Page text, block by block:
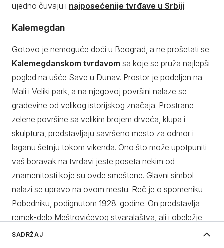
ujedno čuvaju i najposećenije tvrđave u Srbiji.
Kalemegdan
Gotovo je nemoguće doći u Beograd, a ne prošetati se
Kalemegdanskom tvrđavom sa koje se pruža najlepši
pogled na ušće Save u Dunav. Prostor je podeljen na
Mali i Veliki park, a na njegovoj površini nalaze se
građevine od velikog istorijskog značaja. Prostrane
zelene površine sa velikim brojem drveća, klupa i
skulptura, predstavljaju savršeno mesto za odmor i
laganu šetnju tokom vikenda. Ono što može upotpuniti
vaš boravak na tvrđavi jeste poseta nekim od
znamenitosti koje su ovde smeštene. Glavni simbol
nalazi se upravo na ovom mestu. Reč je o spomeniku
Pobedniku, podignutom 1928. godine. On predstavlja
remek-delo Meštrovićevog stvaralaštva, ali i obeležje
Beograda. Odatle se pruža i najlepši pogled na reke i
SADRŽAJ